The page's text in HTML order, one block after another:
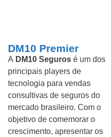
DM10 Premier
A DM10 Seguros é um dos
principais players de
tecnologia para vendas
consultivas de seguros do
mercado brasileiro. Com o
objetivo de comemorar o
crescimento, apresentar os